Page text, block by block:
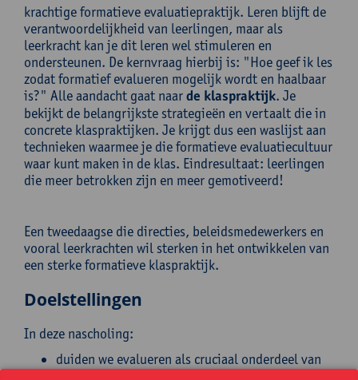
krachtige formatieve evaluatiepraktijk. Leren blijft de
verantwoordelijkheid van leerlingen, maar als
leerkracht kan je dit leren wel stimuleren en
ondersteunen. De kernvraag hierbij is: "Hoe geef ik les
zodat formatief evalueren mogelijk wordt en haalbaar
is?" Alle aandacht gaat naarde klaspraktijk. Je
bekijkt de belangrijkste strategieën en vertaalt die in
concrete klaspraktijken. Je krijgt dus een waslijst aan
technieken waarmee je die formatieve evaluatiecultuur
waar kunt maken in de klas. Eindresultaat: leerlingen
die meer betrokken zijn en meer gemotiveerd!
Een tweedaagse die directies, beleidsmedewerkers en
vooral leerkrachten wil sterken in het ontwikkelen van
een sterke formatieve klaspraktijk.
Doelstellingen
In deze nascholing:
duiden we evalueren als cruciaal onderdeel van